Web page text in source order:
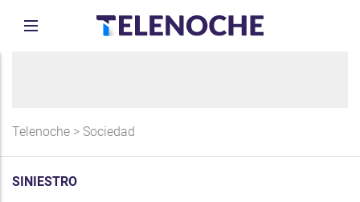
Telenoche > Sociedad
SINIESTRO